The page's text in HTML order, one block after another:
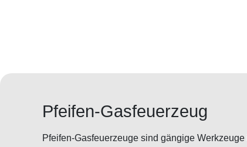
Pfeifen-Gasfeuerzeug
Pfeifen-Gasfeuerzeuge sind gängige